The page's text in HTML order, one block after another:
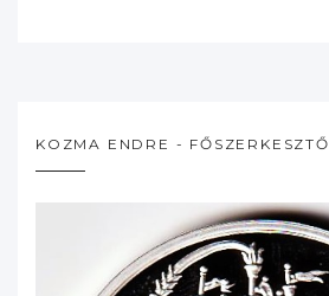
KOZMA ENDRE - FŐSZERKESZTŐ